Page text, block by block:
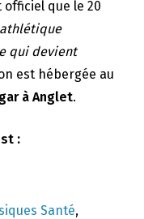
que le 20
qui devient
est hébergée au
à Anglet.
:
Santé,